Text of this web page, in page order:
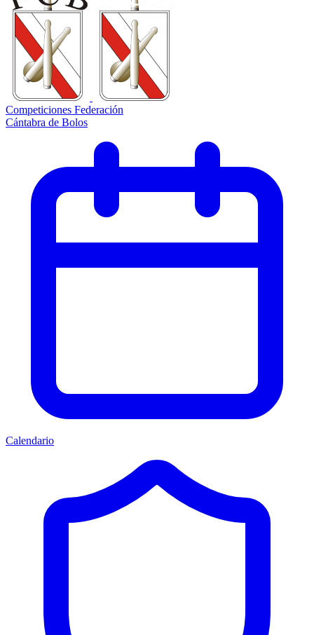
Competiciones Federación
Cántabra de Bolos
Calendario